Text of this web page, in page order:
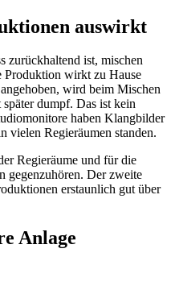
auswirkt
zurückhaltend ist, mischen
Produktion wirkt zu Hause
wird beim Mischen
dumpf. Das ist kein
haben Klangbilder
vielen Regieräumen standen.
Regieräume und für die
gegenzuhören. Der zweite
erstaunlich gut über
Anlage